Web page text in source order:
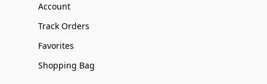
Account
Track Orders
Favorites
Shopping Bag